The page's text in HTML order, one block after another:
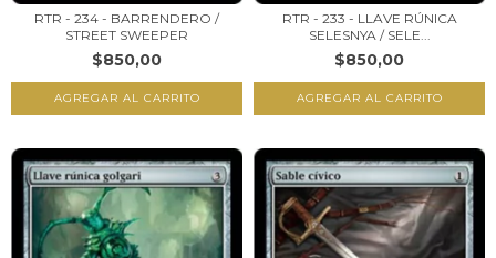
RTR - 234 - BARRENDERO /
STREET SWEEPER
$850,00
RTR - 233 - LLAVE RÚNICA
SELESNYA / SELE...
$850,00